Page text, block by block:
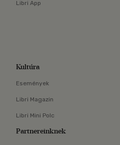
Libri App
Kultúra
Események
Libri Magazin
Libri Mini Polc
Partnereinknek